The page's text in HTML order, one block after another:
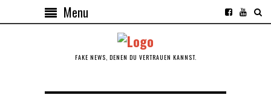
Menu
FAKE NEWS, DENEN DU VERTRAUEN KANNST.